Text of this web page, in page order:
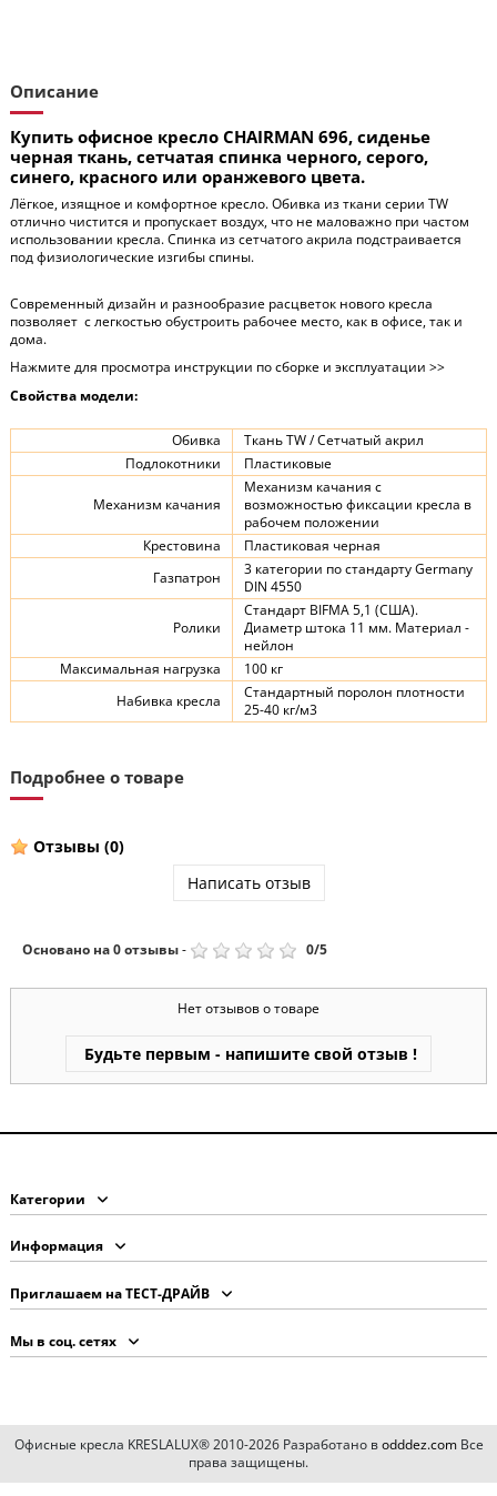
Описание
Купить офисное кресло CHAIRMAN 696, сиденье
черная ткань, сетчатая спинка черного, серого,
синего, красного или оранжевого цвета.
Лёгкое, изящное и комфортное кресло. Обивка из ткани серии TW
отлично чистится и пропускает воздух, что не маловажно при частом
использовании кресла. Спинка из сетчатого акрила подстраивается
под физиологические изгибы спины.
Современный дизайн и разнообразие расцветок нового кресла
позволяет с легкостью обустроить рабочее место, как в офисе, так и
дома.
Нажмите для просмотра инструкции по сборке и эксплуатации >>
Свойства модели:
Обивка
Ткань TW / Сетчатый акрил
Подлокотники
Пластиковые
Механизм качания
Механизм качания с
возможностью фиксации кресла в
рабочем положении
Крестовина
Пластиковая черная
Газпатрон
3 категории по стандарту Germany
DIN 4550
Ролики
Стандарт BIFMA 5,1 (США).
Диаметр штока 11 мм. Материал -
нейлон
Максимальная нагрузка
100 кг
Набивка кресла
Стандартный поролон плотности
25-40 кг/м3
Подробнее о товаре
Отзывы (0)
Написать отзыв
Основано на0отзывы- 0/5
Нет отзывов о товаре
Будьте первым - напишите свой отзыв !
Категории
Информация
Приглашаем на ТЕСТ-ДРАЙВ
Мы в соц. сетях
Офисные кресла KRESLALUX® 2010-2026 Разработано вodddez.comВсе
права защищены.